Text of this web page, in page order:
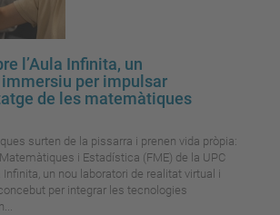
l’Aula Infinita, un
immersiu per impulsar
de les matemàtiques
surten de la pissarra i prenen vida pròpia:
i Estadística (FME) de la UPC
Infinita, un nou laboratori de realitat virtual i
per integrar les tecnologies